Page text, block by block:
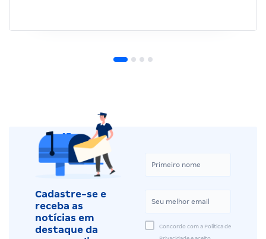
Cadastre-se e
receba as
notícias em
destaque da
Concordo com a Política de